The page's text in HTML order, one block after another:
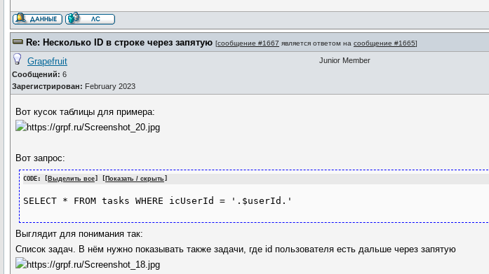
Re: Несколько ID в строке через запятую [сообщение #1667 является ответом на сообщение #1665]
Grapefruit
Сообщений: 6
Зарегистрирован: February 2023
Junior Member
Вот кусок таблицы для примера:
Вот запрос:
CODE: [ Выделить все] [ Показать / скрыть ]
SELECT * FROM tasks WHERE icUserId = '.$userId.'
Выглядит для понимания так:
Список задач. В нём нужно показывать также задачи, где id пользователя есть дальше через запятую